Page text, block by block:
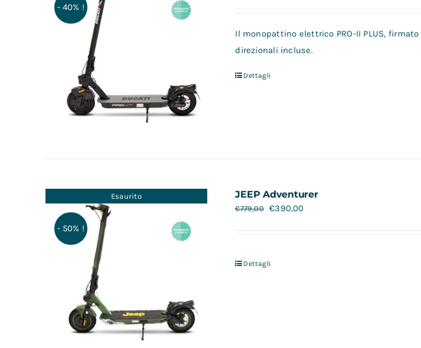
- 40% !
Il monopattino elettrico PRO-II PLUS,
direzionali incluse.
Dettagli
Esaurito
- 50% !
JEEP Adventurer
€779,00 €390,00
Dettagli